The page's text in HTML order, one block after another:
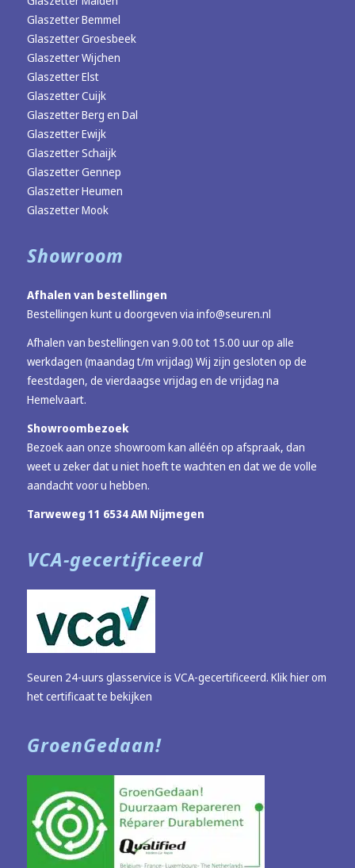
Glaszetter Bemmel
Glaszetter Groesbeek
Glaszetter Wijchen
Glaszetter Elst
Glaszetter Cuijk
Glaszetter Berg en Dal
Glaszetter Ewijk
Glaszetter Schaijk
Glaszetter Gennep
Glaszetter Heumen
Glaszetter Mook
Showroom
Afhalen van bestellingen
Bestellingen kunt u doorgeven via info@seuren.nl
Afhalen van bestellingen van 9.00 tot 15.00 uur op alle
werkdagen (maandag t/m vrijdag) Wij zijn gesloten op de
feestdagen, de vierdaagse vrijdag en de vrijdag na
Hemelvaart.
Showroombezoek
Bezoek aan onze showroom kan alléén op afspraak, dan
weet u zeker dat u niet hoeft te wachten en dat we de volle
aandacht voor u hebben.
Tarweweg 11 6534 AM Nijmegen
VCA-gecertificeerd
Seuren 24-uurs glasservice is VCA-gecertificeerd. Klik hier om
het certificaat te bekijken
GroenGedaan!